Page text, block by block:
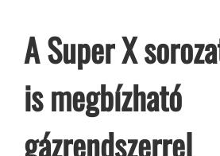
A Super X
is megbízható
gázrendszerrel